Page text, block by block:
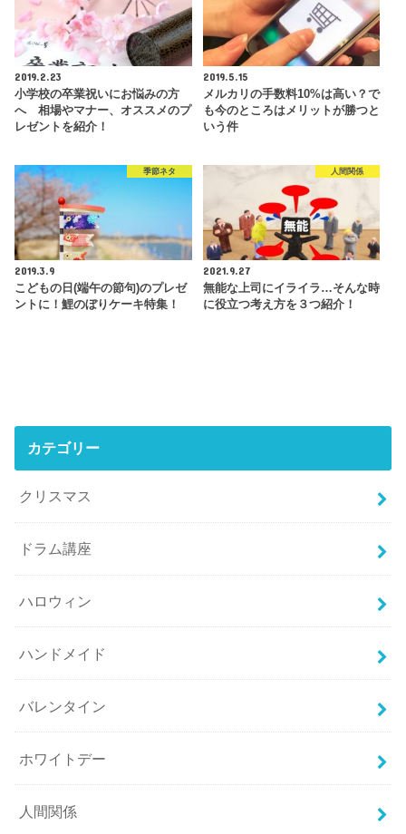
2019.2.23
小学校の卒業祝いにお悩みの方
へ 相場やマナー、オススメのプ
レゼントを紹介！
2019.5.15
メルカリの手数料10%は高い？で
も今のところはメリットが勝つと
いう件
季節ネタ
2019.3.9
こどもの日(端午の節句)のプレゼ
ントに！鯉のぼりケーキ特集！
人間関係
2021.9.27
無能な上司にイライラ…そんな時
に役立つ考え方を３つ紹介！
カテゴリー
クリスマス
ドラム講座
ハロウィン
ハンドメイド
バレンタイン
ホワイトデー
人間関係